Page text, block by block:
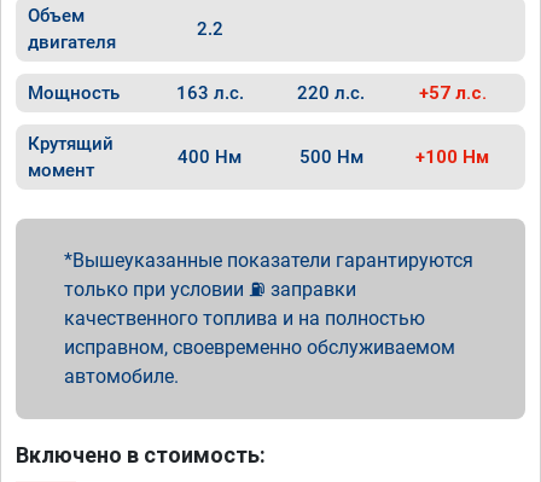
Объем
двигателя
2.2
Мощность 163 л.с. 220 л.с. +57 л.с.
Крутящий
момент
400 Нм 500 Нм +100 Нм
Вышеуказанные показатели гарантируются
только при условии ⛽ заправки
качественного топлива и на полностью
исправном, своевременно обслуживаемом
автомобиле.
Включено в стоимость: